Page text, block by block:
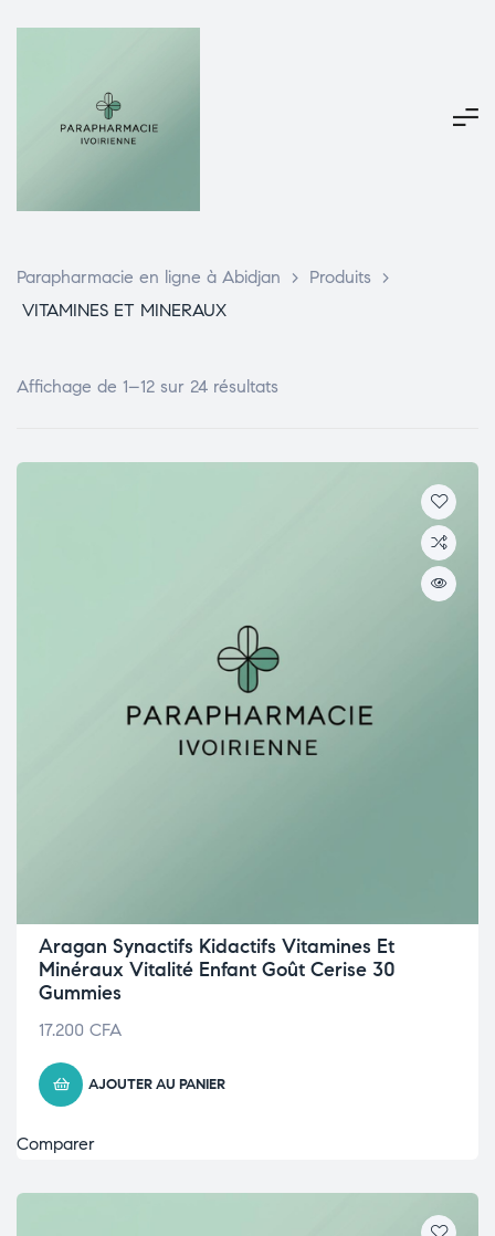
Parapharmacie en ligne à Abidjan > Produits
>
VITAMINES ET MINERAUX
Affichage de 1–12 sur 24 résultats
Aragan Synactifs Kidactifs Vitamines Et
Minéraux Vitalité Enfant Goût Cerise 30
Gummies
17.200 CFA
AJOUTER AU PANIER
Comparer